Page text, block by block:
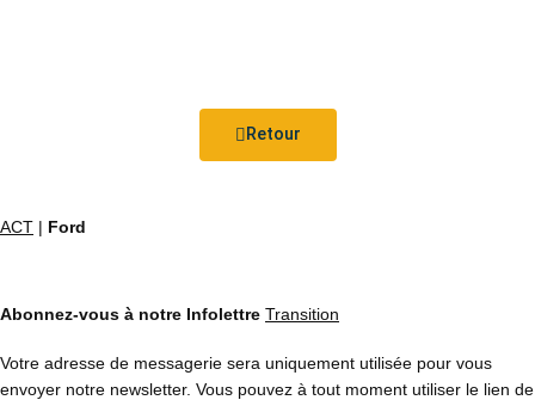
Retour
ACT | Ford
Abonnez-vous à notre Infolettre Transition
Votre adresse de messagerie sera uniquement utilisée pour vous
envoyer notre newsletter. Vous pouvez à tout moment utiliser le lien de